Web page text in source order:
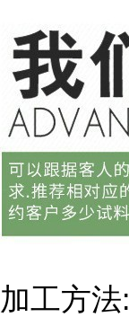
加工方法: